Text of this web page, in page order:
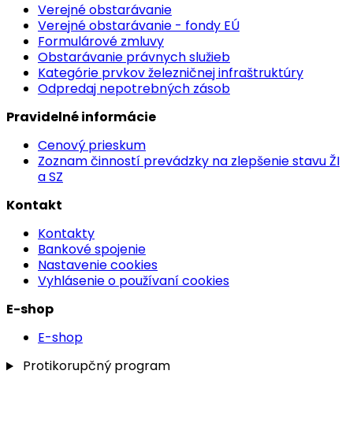
Verejné obstarávanie
Verejné obstarávanie - fondy EÚ
Formulárové zmluvy
Obstarávanie právnych služieb
Kategórie prvkov železničnej infraštruktúry
Odpredaj nepotrebných zásob
Pravidelné informácie
Cenový prieskum
Zoznam činností prevádzky na zlepšenie stavu ŽI
a SZ
Kontakt
Kontakty
Bankové spojenie
Nastavenie cookies
Vyhlásenie o používaní cookies
E-shop
E-shop
Protikorupčný program